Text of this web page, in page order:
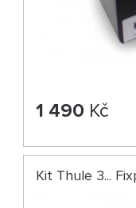
1 490 Kč
Kit Thule 3...